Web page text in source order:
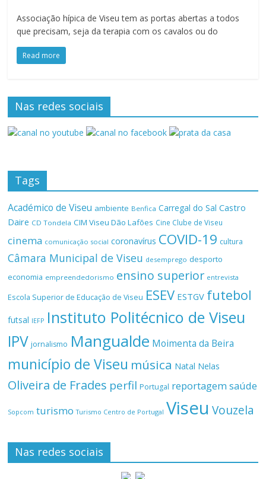
Associação hípica de Viseu tem as portas abertas a todos
que precisam, seja da terapia com os cavalos ou do
Read more
Nas redes sociais
Tags
Académico de Viseu ambiente Benfica Carregal do Sal Castro
Daire CD Tondela CIM Viseu Dão Lafões Cine Clube de Viseu
cinema comunicação social coronavírus COVID-19 cultura
Câmara Municipal de Viseu desemprego desporto
economia empreendedorismo ensino superior entrevista
Escola Superior de Educação de Viseu ESEV ESTGV futebol
futsal IEFP Instituto Politécnico de Viseu
IPV jornalismo Mangualde Moimenta da Beira
município de Viseu música Natal Nelas
Oliveira de Frades perfil Portugal reportagemsaúde
Sopcom turismo Turismo Centro de Portugal Viseu Vouzela
Nas redes sociais